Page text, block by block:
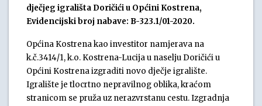
dječjeg igrališta Doričići u Općini Kostrena,
Evidencijski broj nabave: B-323.1/01-2020.
Općina Kostrena kao investitor namjerava na
k.č.3414/1, k.o. Kostrena-Lucija u naselju Doričići u
Općini Kostrena izgraditi novo dječje igralište.
Igralište je tlocrtno nepravilnog oblika, kraćom
stranicom se pruža uz nerazvrstanu cestu. Izgradnja